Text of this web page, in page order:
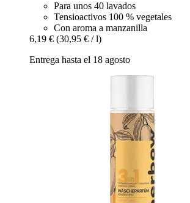
Para unos 40 lavados
Tensioactivos 100 % vegetales
Con aroma a manzanilla
6,19 € (30,95 € / l)
Entrega hasta el 18 agosto